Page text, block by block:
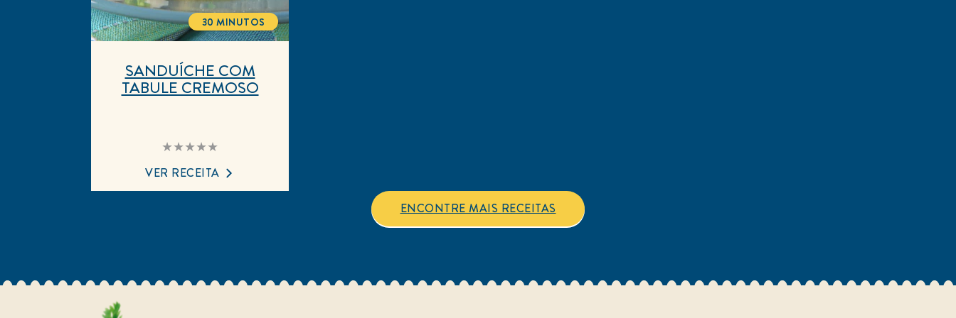
Nenhuma
avaliação
para
SANDUÍCHE COM
TABULE CREMOSO
TOTALTIME
30 MINUTOS
VER RECEITA
ENCONTRE MAIS RECEITAS